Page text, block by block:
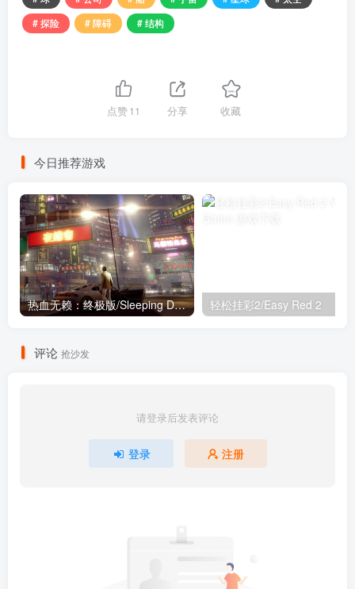
# 探险
# 障碍 # 结构
点赞11 分享 收藏
今日推荐游戏
热血无赖：终极版/Sleeping Dogs Definitive Edition(更新终极版+全DLC+高清补丁) 轻松挂彩2/Easy Red 2
评论 抢沙发
请登录后发表评论
登录 注册